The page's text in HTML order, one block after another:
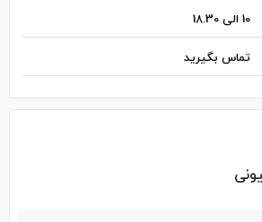
10 الی 18.30
تماس بگیرید